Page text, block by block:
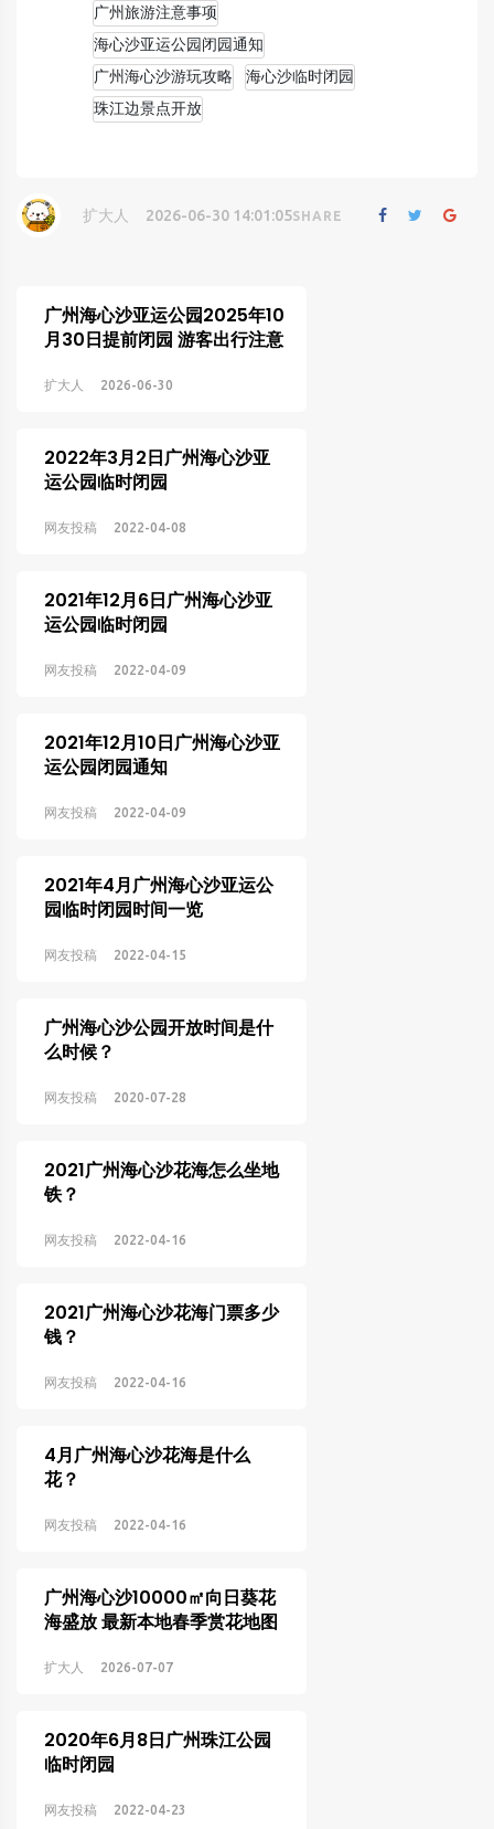
广州旅游注意事项
海心沙亚运公园闭园通知
广州海心沙游玩攻略 海心沙临时闭园
珠江边景点开放
扩大人 2026-06-30 14:01:05SHARE
广州海心沙亚运公园2025年10
月30日提前闭园 游客出行注意
扩大人 2026-06-30
2022年3月2日广州海心沙亚
运公园临时闭园
网友投稿 2022-04-08
2021年12月6日广州海心沙亚
运公园临时闭园
网友投稿 2022-04-09
2021年12月10日广州海心沙亚
运公园闭园通知
网友投稿 2022-04-09
2021年4月广州海心沙亚运公
园临时闭园时间一览
网友投稿 2022-04-15
广州海心沙公园开放时间是什
么时候？
网友投稿 2020-07-28
2021广州海心沙花海怎么坐地
铁？
网友投稿 2022-04-16
2021广州海心沙花海门票多少
钱？
网友投稿 2022-04-16
4月广州海心沙花海是什么
花？
网友投稿 2022-04-16
广州海心沙10000㎡向日葵花
海盛放 最新本地春季赏花地图
扩大人 2026-07-07
2020年6月8日广州珠江公园
临时闭园
网友投稿 2022-04-23